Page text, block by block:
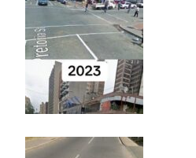
女子高生がプロ野球選手を
される その名も「ゆーあー
マーベルの新作格ゲー、俺
(CV子安武人)が安定のやり
高市早苗さん、憧れのバン
若くて美人なママと親友の